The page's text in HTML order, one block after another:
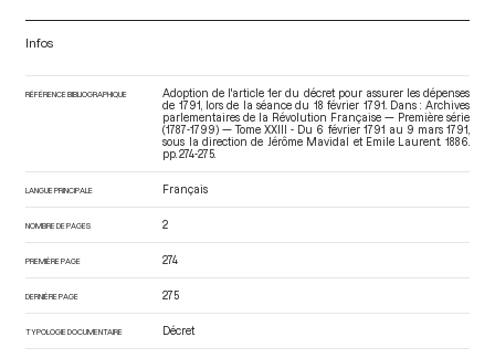
Infos
RÉFÉRENCE BIBLIOGRAPHIQUE
Adoption de l'article 1er du décret pour assurer les dépenses
de 1791, lors de la séance du 18 février 1791. Dans : Archives
parlementaires de la Révolution Française — Première série
(1787-1799) — Tome XXIII - Du 6 février 1791 au 9 mars 1791
sous la direction de Jérôme Mavidal et Emile Laurent. 1886.
pp. 274-275.
LANGUE PRINCIPALE Français
NOMBRE DE PAGES 2
PREMIÈRE PAGE 274
DERNIÈRE PAGE 275
TYPOLOGIE DOCUMENTAIRE Décret